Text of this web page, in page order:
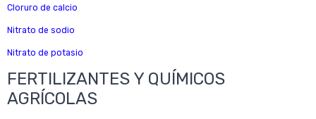
Cloruro de calcio
Nitrato de sodio
Nitrato de potasio
FERTILIZANTES Y QUÍMICOS
AGRÍCOLAS